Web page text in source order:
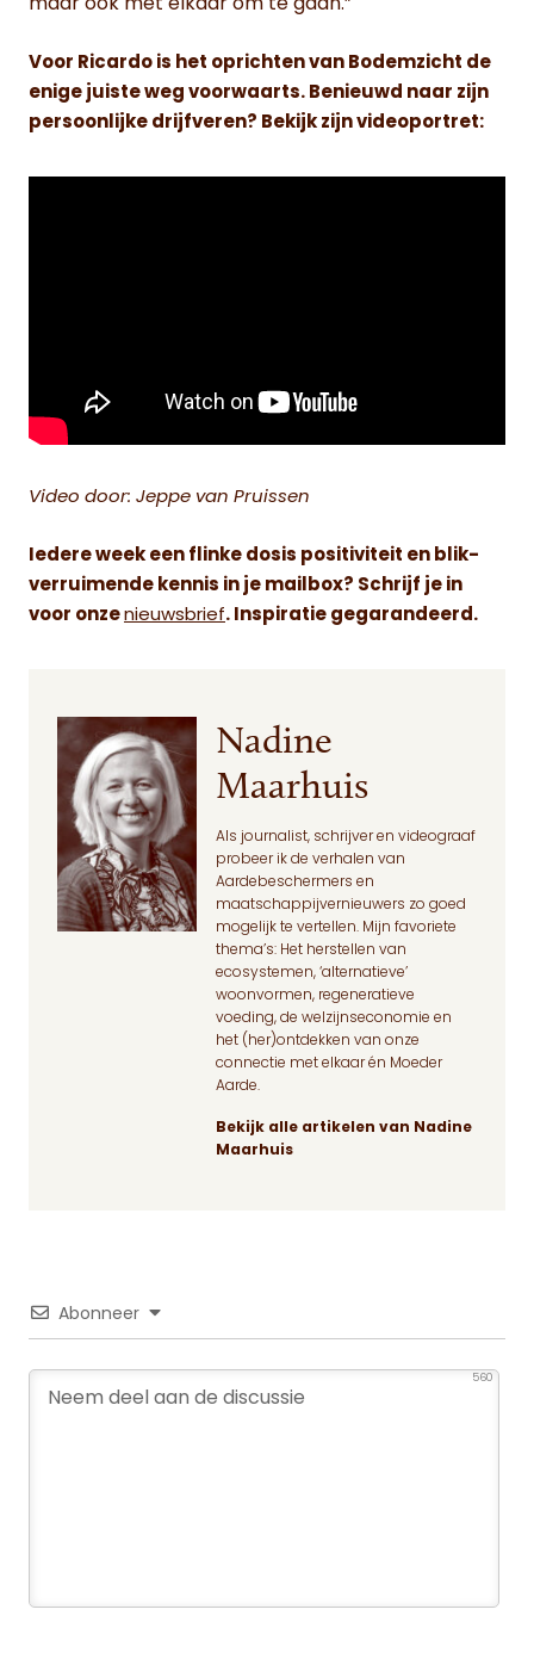
maar ook met elkaar om te gaan.”
Voor Ricardo is het oprichten van Bodemzicht de
enige juiste weg voorwaarts. Benieuwd naar zijn
persoonlijke drijfveren? Bekijk zijn videoportret:
Video door: Jeppe van Pruissen
Iedere week een flinke dosis positiviteit en blik-
verruimende kennis in je mailbox? Schrijf je in
voor onze nieuwsbrief. Inspiratie gegarandeerd.
Nadine
Maarhuis
Als journalist, schrijver en videograaf
probeer ik de verhalen van
Aardebeschermers en
maatschappijvernieuwers zo goed
mogelijk te vertellen. Mijn favoriete
thema’s: Het herstellen van
ecosystemen, ‘alternatieve’
woonvormen, regeneratieve
voeding, de welzijnseconomie en
het (her)ontdekken van onze
connectie met elkaar én Moeder
Aarde.
Bekijk alle artikelen van Nadine
Maarhuis
Abonneer
560